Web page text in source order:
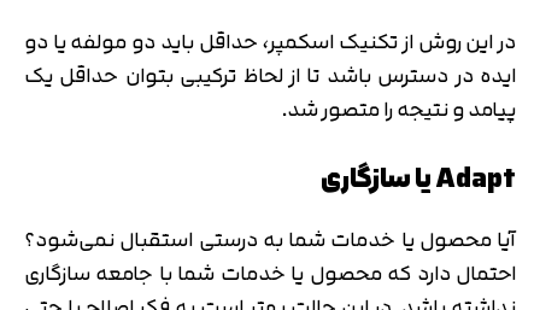
در این روش از تکنیک اسکمپر، حداقل باید دو مولفه یا دو
ایده در دسترس باشد تا از لحاظ ترکیبی بتوان حداقل یک
پیامد و نتیجه را متصور شد.
Adapt یا سازگاری
آیا محصول یا خدمات شما به درستی استقبال نمی‌شود؟
احتمال دارد که محصول یا خدمات شما با جامعه سازگاری